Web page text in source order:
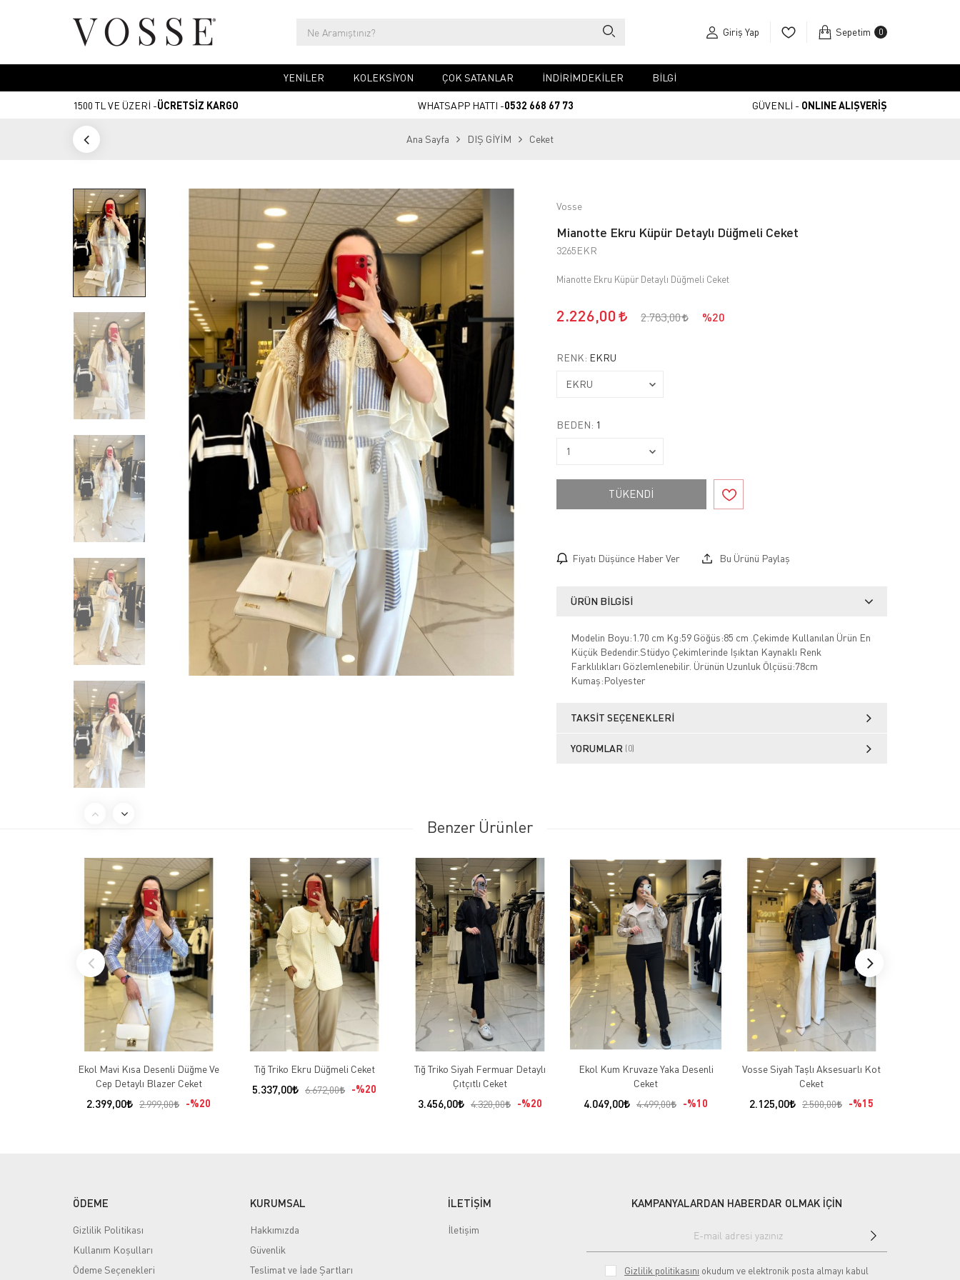
Giriş Yap Sepetim 0
YENİLER KOLEKSİYON ÇOK SATANLAR İNDİRİMDEKİLER BİLGİ
1500 TL VE ÜZERİ -ÜCRETSİZ KARGO WHATSAPP HATTI -0532 668 67 73 GÜVENLİ - ONLINE ALIŞVERİŞ
Ana Sayfa DIŞ GİYİM Ceket
Vosse
Mianotte Ekru Küpür Detaylı Düğmeli Ceket
3265EKR
Mianotte Ekru Küpür Detaylı Düğmeli Ceket
2.226,00 2.783,00 %20
RENK: EKRU
BEDEN: 1
TÜKENDİ
Fiyatı Düşünce Haber Ver Bu Ürünü Paylaş
ÜRÜN BILGISI
Modelin Boyu:1.70 cm Kg:59 Göğüs:85 cm .Çekimde Kullanılan Ürün En
Küçük Bedendir.Stüdyo Çekimlerinde Işıktan Kaynaklı Renk
Farklılıkları Gözlemlenebilir. Ürünün Uzunluk Ölçüsü:78cm
Kumaş:Polyester
TAKSIT SEÇENEKLERI
YORUMLAR (0)
Benzer Ürünler
Ekol Mavi Kısa Desenli Düğme Ve
Cep Detaylı Blazer Ceket
2.399,00 2.999,00 %20
Tığ Triko Ekru Düğmeli Ceket
5.337,00 6.672,00 %20
Tığ Triko Siyah Fermuar Detaylı
Çıtçıtlı Ceket
3.456,00 4.320,00 %20
Ekol Kum Kruvaze Yaka Desenli
Ceket
4.049,00 4.499,00 %10
Vosse Siyah Taşlı Aksesuarlı Kot
Ceket
2.125,00 2.500,00 %15
ÖDEME
Gizlilik Politikası
Kullanım Koşulları
Ödeme Seçenekleri
KURUMSAL
Hakkımızda
Güvenlik
Teslimat ve İade Şartları
İLETİŞİM
İletişim
KAMPANYALARDAN HABERDAR OLMAK İÇİN
Gizlilik politikasını okudum ve elektronik posta almayı kabul